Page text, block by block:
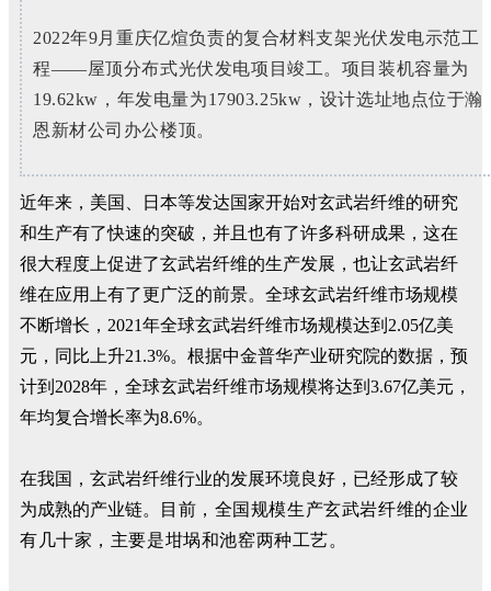
2022年9月重庆亿煊负责的复合材料支架光伏发电示范工
程——屋顶分布式光伏发电项目竣工。项目装机容量为
19.62kw，年发电量为17903.25kw，设计选址地点位于瀚
恩新材公司办公楼顶。
近年来，美国、日本等发达国家开始对玄武岩纤维的研究
和生产有了快速的突破，并且也有了许多科研成果，这在
很大程度上促进了玄武岩纤维的生产发展，也让玄武岩纤
维在应用上有了更广泛的前景。全球玄武岩纤维市场规模
不断增长，2021年全球玄武岩纤维市场规模达到2.05亿美
元，同比上升21.3%。根据中金普华产业研究院的数据，预
计到2028年，全球玄武岩纤维市场规模将达到3.67亿美元，
年均复合增长率为8.6%。
在我国，玄武岩纤维行业的发展环境良好，已经形成了较
为成熟的产业链。
目前，全国规模生产玄武岩纤维的企业
有几十家，主要是坩埚和池窑两种工艺。